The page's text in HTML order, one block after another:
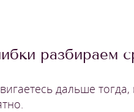
разбираем
дальше тогда,